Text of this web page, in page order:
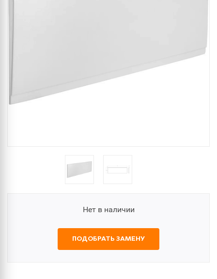
Нет в наличии
ПОДОБРАТЬ ЗАМЕНУ